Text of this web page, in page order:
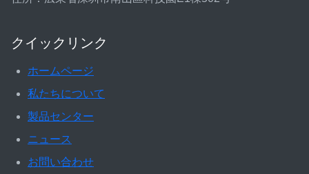
クイックリンク
ホームページ
私たちについて
製品センター
ニュース
お問い合わせ